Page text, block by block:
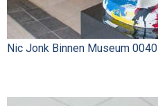
Nic Jonk Binnen Museum 0040